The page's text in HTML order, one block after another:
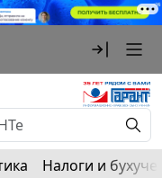
Налоги и